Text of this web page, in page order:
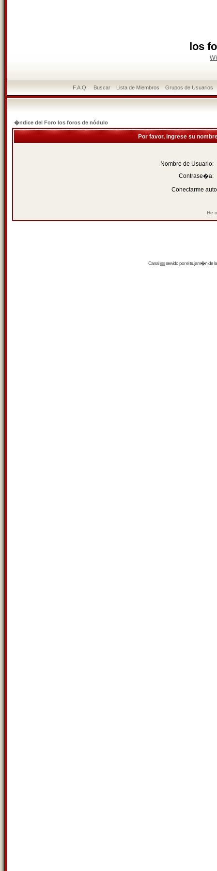
los
F.A.Q. Buscar Lista de Miembros Grupos de Usuarios
�ndice del Foro los foros de nódulo
Por favor, ingrese su
Nombre de Usuario:
Contrase�a:
Conectarme
He
Canalrssservido por eltrujam�nde